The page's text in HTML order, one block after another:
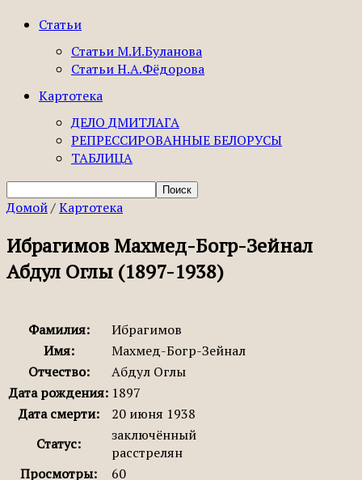
Статьи
Статьи М.И.Буланова
Статьи Н.А.Фёдорова
Картотека
ДЕЛО ДМИТЛАГА
РЕПРЕССИРОВАННЫЕ БЕЛОРУСЫ
ТАБЛИЦА
Домой/Картотека
Ибрагимов Махмед-Богр-Зейнал
Абдул Оглы (1897-1938)
Фамилия:
Ибрагимов
Имя:
Махмед-Богр-Зейнал
Отчество:
Абдул Оглы
Дата рождения: 1897
Дата смерти:
20 июня 1938
Статус:
заключённый
расстрелян
Просмотры:
60